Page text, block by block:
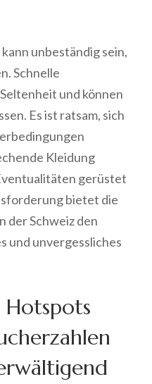
unbeständig sein,
Schnelle
und können
Es ist ratsam, sich
Kleidung
gerüstet
bietet die
der Schweiz den
und unvergessliches